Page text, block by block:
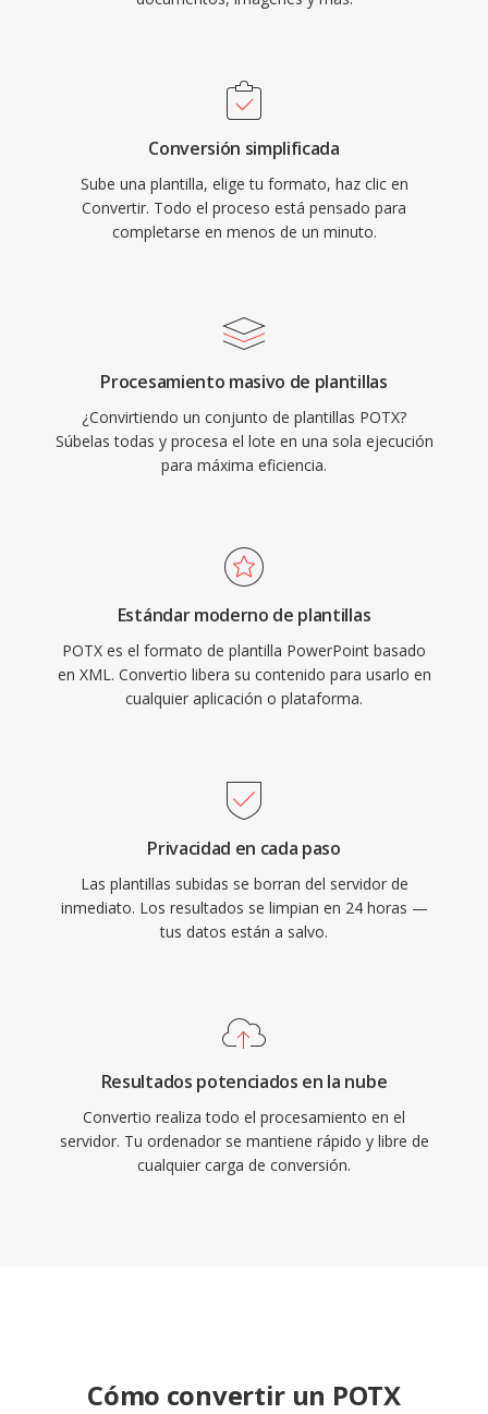
Conversión simplificada
Sube una plantilla, elige tu formato, haz clic en
Convertir. Todo el proceso está pensado para
completarse en menos de un minuto.
Procesamiento masivo de plantillas
¿Convirtiendo un conjunto de plantillas POTX?
Súbelas todas y procesa el lote en una sola ejecución
para máxima eficiencia.
Estándar moderno de plantillas
POTX es el formato de plantilla PowerPoint basado
en XML. Convertio libera su contenido para usarlo en
cualquier aplicación o plataforma.
Privacidad en cada paso
Las plantillas subidas se borran del servidor de
inmediato. Los resultados se limpian en 24 horas —
tus datos están a salvo.
Resultados potenciados en la nube
Convertio realiza todo el procesamiento en el
servidor. Tu ordenador se mantiene rápido y libre de
cualquier carga de conversión.
Cómo convertir un POTX